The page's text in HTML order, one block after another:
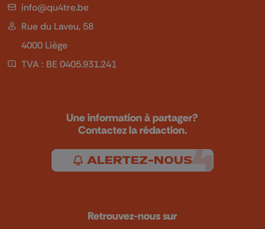
info@qu4tre.be
Rue du Laveu, 58
4000 Liège
TVA : BE 0405.931.241
Une information à partager?
Contactez la rédaction.
ALERTEZ-NOUS
Retrouvez-nous sur